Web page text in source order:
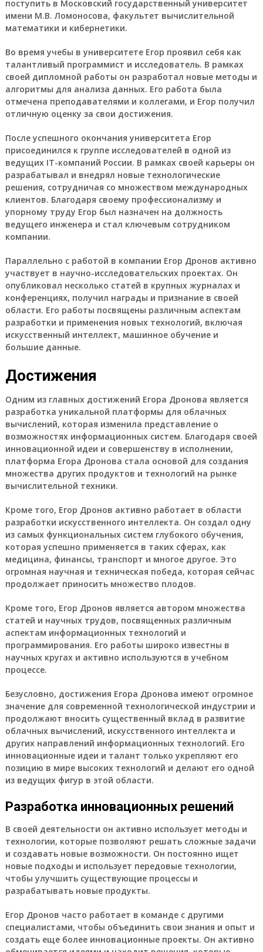
поступить в Московский государственный университет
имени М.В. Ломоносова, факультет вычислительной
математики и кибернетики.
Во время учебы в университете Егор проявил себя как
талантливый программист и исследователь. В рамках
своей дипломной работы он разработал новые методы и
алгоритмы для анализа данных. Его работа была
отмечена преподавателями и коллегами, и Егор получил
отличную оценку за свои достижения.
После успешного окончания университета Егор
присоединился к группе исследователей в одной из
ведущих IT-компаний России. В рамках своей карьеры он
разрабатывал и внедрял новые технологические
решения, сотрудничая со множеством международных
клиентов. Благодаря своему профессионализму и
упорному труду Егор был назначен на должность
ведущего инженера и стал ключевым сотрудником
компании.
Параллельно с работой в компании Егор Дронов активно
участвует в научно-исследовательских проектах. Он
опубликовал несколько статей в крупных журналах и
конференциях, получил награды и признание в своей
области. Его работы посвящены различным аспектам
разработки и применения новых технологий, включая
искусственный интеллект, машинное обучение и
большие данные.
Достижения
Одним из главных достижений Егора Дронова является
разработка уникальной платформы для облачных
вычислений, которая изменила представление о
возможностях информационных систем. Благодаря своей
инновационной идеи и совершенству в исполнении,
платформа Егора Дронова стала основой для создания
множества других продуктов и технологий на рынке
вычислительной техники.
Кроме того, Егор Дронов активно работает в области
разработки искусственного интеллекта. Он создал одну
из самых функциональных систем глубокого обучения,
которая успешно применяется в таких сферах, как
медицина, финансы, транспорт и многое другое. Это
огромная научная и техническая победа, которая сейчас
продолжает приносить множество плодов.
Кроме того, Егор Дронов является автором множества
статей и научных трудов, посвященных различным
аспектам информационных технологий и
программирования. Его работы широко известны в
научных кругах и активно используются в учебном
процессе.
Безусловно, достижения Егора Дронова имеют огромное
значение для современной технологической индустрии и
продолжают вносить существенный вклад в развитие
облачных вычислений, искусственного интеллекта и
других направлений информационных технологий. Его
инновационные идеи и талант только укрепляют его
позицию в мире высоких технологий и делают его одной
из ведущих фигур в этой области.
Разработка инновационных решений
В своей деятельности он активно использует методы и
технологии, которые позволяют решать сложные задачи
и создавать новые возможности. Он постоянно ищет
новые подходы и использует передовые технологии,
чтобы улучшить существующие процессы и
разрабатывать новые продукты.
Егор Дронов часто работает в команде с другими
специалистами, чтобы объединить свои знания и опыт и
создать еще более инновационные проекты. Он активно